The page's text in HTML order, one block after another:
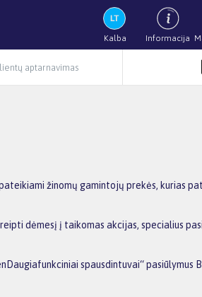
Kalba Informacija
aptarnavimas
žinomų gamintojų prekės, kurias
dėmesį į taikomas akcijas, specialius
spausdintuvai“ pasiūlymus